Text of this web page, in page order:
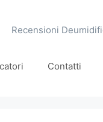
Recensioni
Contatti